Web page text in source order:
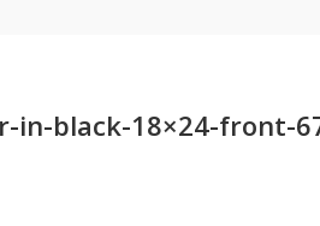
black-18×24-front-